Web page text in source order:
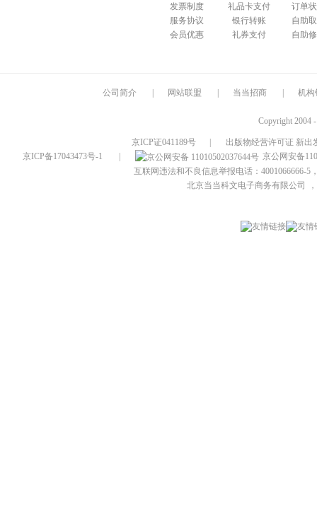
发票制度
服务协议
会员优惠
礼品卡支付
银行转账
礼券支付
订单
自助
自助
公司简介 网站联盟 当当招商 机构
Copyright 2004
京ICP证041189号
出版物经营许可证 新出
京ICP备17043473号-1
京公网安备
互联网违法和不良信息举报电话：4001066666-5
北京当当科文电子商务有限公司